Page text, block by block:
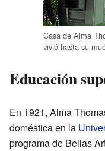
Casa de Alma
vivió hasta su
Educación
En 1921, Alma
doméstica en la
programa de Bellas